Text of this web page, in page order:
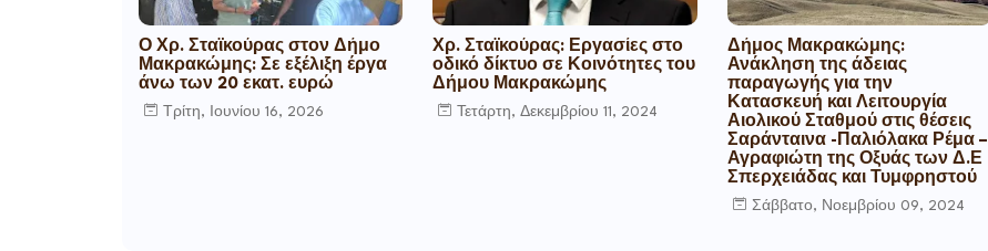
Ο Χρ. Σταϊκούρας στον Δήμο
Μακρακώμης: Σε εξέλιξη έργα
άνω των 20 εκατ. ευρώ
Τρίτη, Ιουνίου 16, 2026
Χρ. Σταϊκούρας: Εργασίες στο
οδικό δίκτυο σε Κοινότητες του
Δήμου Μακρακώμης
Τετάρτη, Δεκεμβρίου 11, 2024
Δήμος Μακρακώμης:
Ανάκληση της άδειας
παραγωγής για την
Κατασκευή και Λειτουργία
Αιολικού Σταθμού στις θέσεις
Σαράνταινα -Παλιόλακα Ρέμα –
Αγραφιώτη της Οξυάς των Δ.Ε
Σπερχειάδας και Τυμφρηστού
Σάββατο, Νοεμβρίου 09, 2024